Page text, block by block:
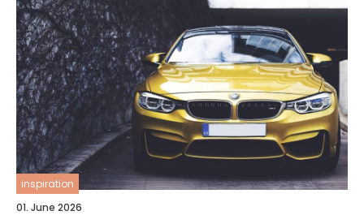
inspiration
01. June 2026